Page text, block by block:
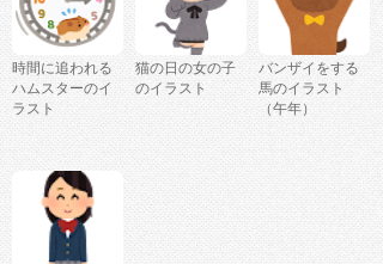
時間に追われる
ハムスターのイ
ラスト
猫の日の女の子
のイラスト
バンザイをする
馬のイラスト
（午年）